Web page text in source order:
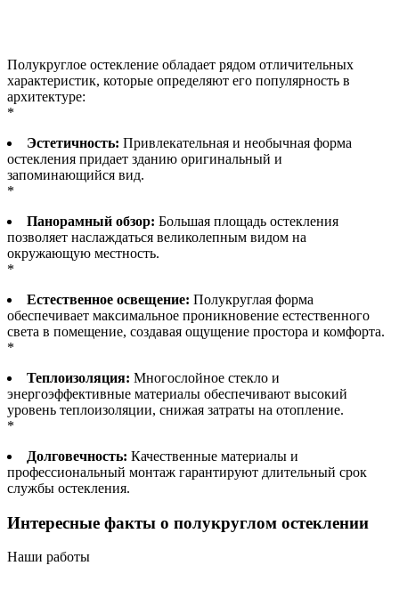
Полукруглое остекление обладает рядом отличительных
характеристик, которые определяют его популярность в
архитектуре:
*
Эстетичность: Привлекательная и необычная форма
остекления придает зданию оригинальный и
запоминающийся вид.
*
Панорамный обзор: Большая площадь остекления
позволяет наслаждаться великолепным видом на
окружающую местность.
*
Естественное освещение: Полукруглая форма
обеспечивает максимальное проникновение естественного
света в помещение, создавая ощущение простора и комфорта.
*
Теплоизоляция: Многослойное стекло и
энергоэффективные материалы обеспечивают высокий
уровень теплоизоляции, снижая затраты на отопление.
*
Долговечность: Качественные материалы и
профессиональный монтаж гарантируют длительный срок
службы остекления.
Интересные факты о полукруглом остеклении
Наши работы